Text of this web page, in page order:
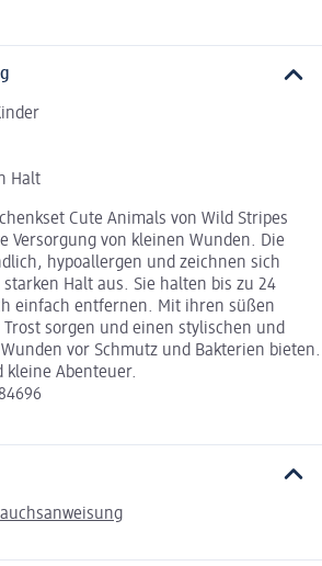
Halt
Cute Animals von Wild Stripes
Versorgung von kleinen Wunden. Die
hypoallergen und zeichnen sich
Halt aus. Sie halten bis zu 24
einfach entfernen. Mit ihren süßen
sorgen und einen stylischen und
vor Schmutz und Bakterien bieten.
kleine Abenteuer.